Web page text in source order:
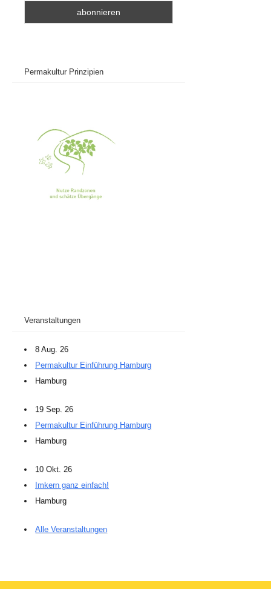
Permakultur Prinzipien
Veranstaltungen
8 Aug. 26
Permakultur Einführung Hamburg
Hamburg
19 Sep. 26
Permakultur Einführung Hamburg
Hamburg
10 Okt. 26
Imkern ganz einfach!
Hamburg
Alle Veranstaltungen